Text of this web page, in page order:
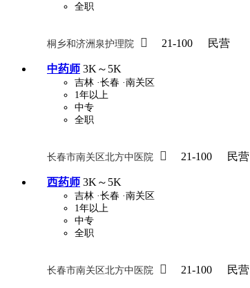
全职
桐乡和济洲泉护理院  21-100
民营
中药师 3K～5K
吉林 ·长春 ·南关区
1年以上
中专
全职
长春市南关区北方中医院  21-100 民营
西药师 3K～5K
吉林 ·长春 ·南关区
1年以上
中专
全职
长春市南关区北方中医院  21-100 民营